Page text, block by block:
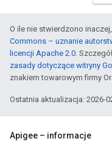
O ile nie stwierdzono
Commons – uznanie
licencji Apache 2.0.
zasady dotyczące witryny
znakiem towarowym firmy
Ostatnia aktualizacja: 2026-
Apigee – informacje